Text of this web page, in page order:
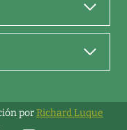
porRichard Luque